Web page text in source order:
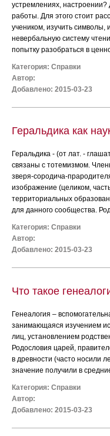
устремлениях, настроении?
работы. Для этого стоит
учеником, изучить символы,
невербальную систему
попытку разобраться в
Категория: Справки
Автор:
Добавлено: 2015-03-23
Геральдика как
Геральдика - (от лат. -
связаны с тотемизмом.
зверя-сородича-
изображение (целиком,
территориальных
для данного сообщества.
Категория: Справки
Автор:
Добавлено: 2015-03-23
Что такое
Генеалогия –
занимающаяся изучением
лиц, установлением
Родословия царей,
в древности (часто носили
значение получили в
Категория: Справки
Автор:
Добавлено: 2015-03-23